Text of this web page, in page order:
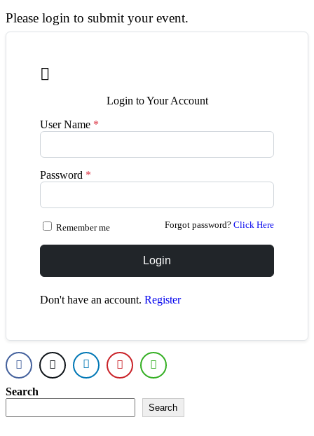
Please login to submit your event.

Login to Your Account
User Name *
Password *
Remember me Forgot password? Click Here
Login
Don't have an account. Register
Search
Search